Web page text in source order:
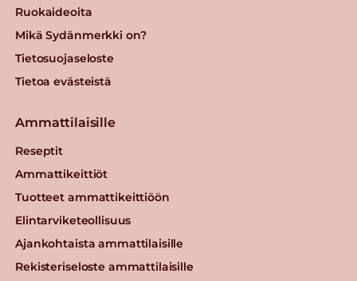
Ruokaideoita
Mikä Sydänmerkki on?
Tietosuojaseloste
Tietoa evästeistä
Ammattilaisille
Reseptit
Ammattikeittiöt
Tuotteet ammattikeittiöön
Elintarviketeollisuus
Ajankohtaista ammattilaisille
Rekisteriseloste ammattilaisille